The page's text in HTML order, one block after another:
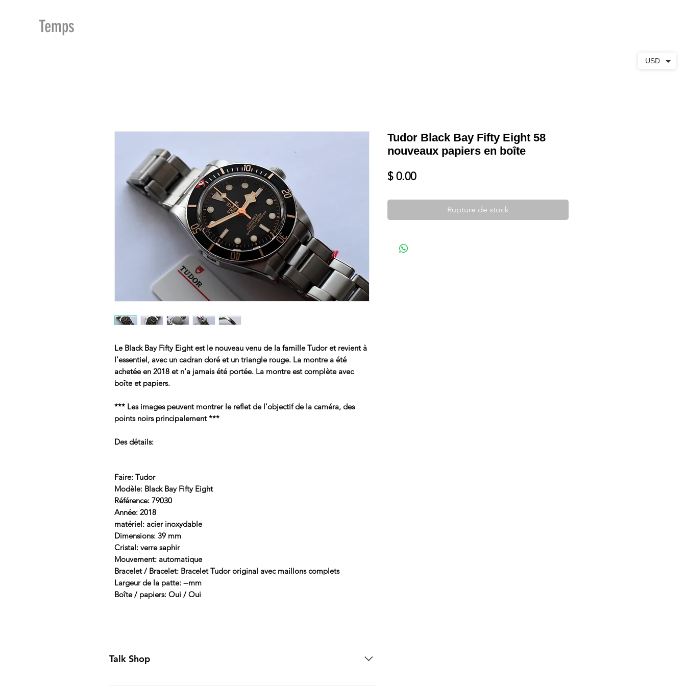
Temps
Le Black Bay Fifty Eight est le nouveau venu de la famille Tudor et revient à
l'essentiel, avec un cadran doré et un triangle rouge. La montre a été
achetée en 2018 et n'a jamais été portée. La montre est complète avec
boîte et papiers.
*** Les images peuvent montrer le reflet de l'objectif de la caméra, des
points noirs principalement ***
Des détails:
Faire: Tudor
Modèle: Black Bay Fifty Eight
Référence: 79030
Année: 2018
matériel: acier inoxydable
Dimensions: 39 mm
Cristal: verre saphir
Mouvement: automatique
Bracelet / Bracelet: Bracelet Tudor original avec maillons complets
Largeur de la patte: --mm
Boîte / papiers: Oui / Oui
Tudor Black Bay Fifty Eight 58
nouveaux papiers en boîte
$ 0.00Prix
Rupture de stock
Talk Shop
USD